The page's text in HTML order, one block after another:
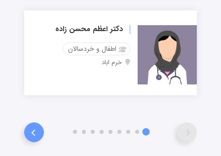
دکتر اعظم محسن زاده
اطفال و خردسالان
خرم اباد